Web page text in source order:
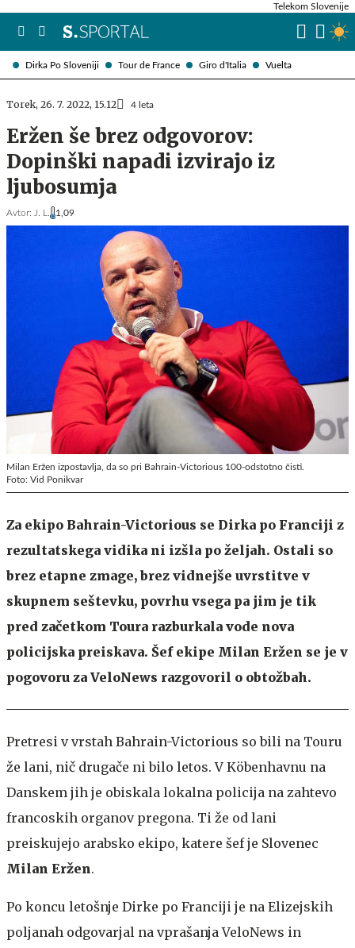
Dirka Po Sloveniji Tour de France Giro d'Italia Vuelta
Telekom Slovenije
Torek, 26. 7. 2022, 15.12 4 leta
Eržen še brez odgovorov:
Dopinški napadi izvirajo iz
ljubosumja
Avtor: J. L. 1,09
Milan Eržen izpostavlja, da so pri Bahrain-Victorious 100-odstotno čisti.
Foto: Vid Ponikvar
Za ekipo Bahrain-Victorious se Dirka po Franciji z
rezultatskega vidika ni izšla po željah. Ostali so
brez etapne zmage, brez vidnejše uvrstitve v
skupnem seštevku, povrhu vsega pa jim je tik
pred začetkom Toura razburkala vode nova
policijska preiskava. Šef ekipe Milan Eržen se je v
pogovoru za VeloNews razgovoril o obtožbah.
Pretresi v vrstah Bahrain-Victorious so bili na Touru
že lani, nič drugače ni bilo letos. V Köbenhavnu na
Danskem jih je obiskala lokalna policija na zahtevo
francoskih organov pregona. Ti že od lani
preiskujejo arabsko ekipo, katere šef je Slovenec
Milan Eržen.
Po koncu letošnje Dirke po Franciji je na Elizejskih
poljanah odgovarjal na vprašanja VeloNews in